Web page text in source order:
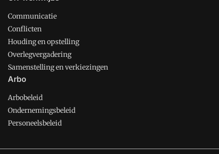
Communicatie
Conflicten
Houding en opstelling
Overlegvergadering
Samenstelling en verkiezingen
Arbo
Arbobeleid
Ondernemingsbeleid
Personeelsbeleid